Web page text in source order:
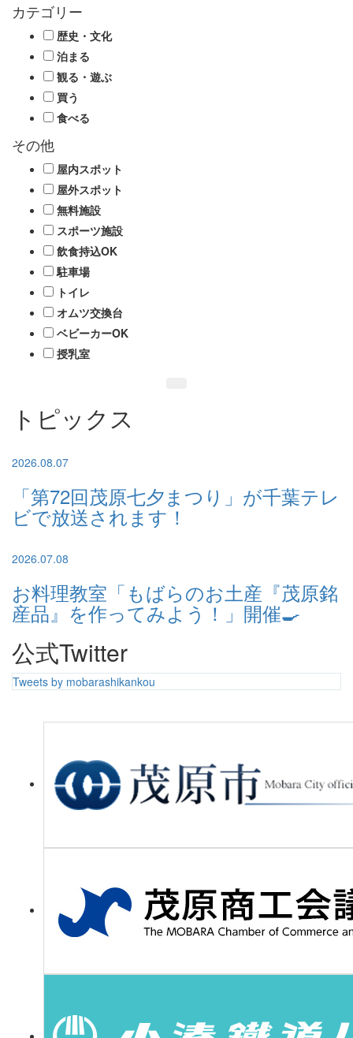
カテゴリー
歴史・文化
泊まる
観る・遊ぶ
買う
食べる
その他
屋内スポット
屋外スポット
無料施設
スポーツ施設
飲食持込OK
駐車場
トイレ
オムツ交換台
ベビーカーOK
授乳室
トピックス
2026.08.07
「第72回茂原七夕まつり」が千葉テレ
ビで放送されます！
2026.07.08
お料理教室「もばらのお土産『茂原銘
産品』を作ってみよう！」開催🍳
公式Twitter
Tweets by mobarashikankou